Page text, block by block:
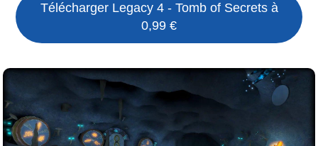
Télécharger Legacy 4 - Tomb of Secretsà
0,99 €